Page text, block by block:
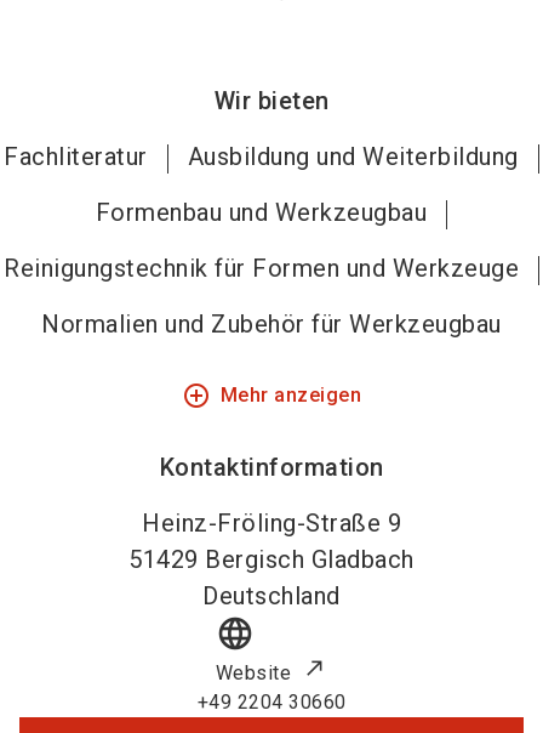
Wir bieten
Fachliteratur
Ausbildung und Weiterbildung
Formenbau und Werkzeugbau
Reinigungstechnik für Formen und Werkzeuge
Normalien und Zubehör für Werkzeugbau
add_circle_outline Mehr anzeigen
Kontaktinformation
Heinz-Fröling-Straße 9
51429 Bergisch Gladbach
Deutschland
language
Website
+49 2204 30660